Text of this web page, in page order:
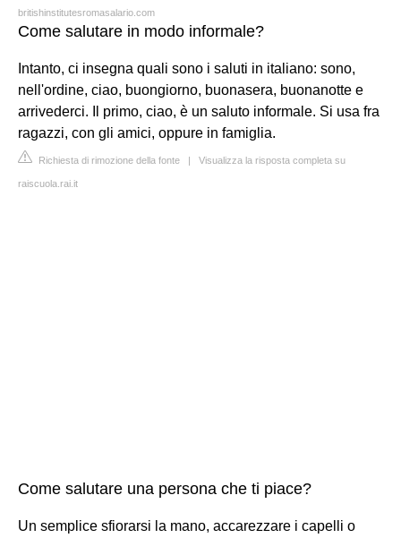
britishinstitutesromasalario.com
Come salutare in modo informale?
Intanto, ci insegna quali sono i saluti in italiano: sono,
nell'ordine, ciao, buongiorno, buonasera, buonanotte e
arrivederci. Il primo, ciao, è un saluto informale. Si usa fra
ragazzi, con gli amici, oppure in famiglia.
Richiesta di rimozione della fonte | Visualizza la risposta completa su
raiscuola.rai.it
Come salutare una persona che ti piace?
Un semplice sfiorarsi la mano, accarezzare i capelli o